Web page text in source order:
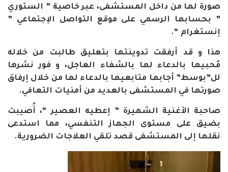
صورة لها من داخل المستشفى، عبر خاصية ” الستوري
” بحسابها الرسمي على موقع التواصل الإجتماعي ”
إنستغرام “.
هذا و قد أرفقت تدوينتها بتعليق طالبت من خلاله
مُحبيها بالدعاء لها بالشفاء العاجل، و فور نشرها
لل”بوسط” أجابها متابعيها بالدعاء لها من خلال إرفاق
صورتها في المستشفى بالعديد من أمنيات التعافي.
صاحبة الأغنية الشهيرة ” إعطيه العصير “، أُصيبت
بضيق على مستوى الجهاز التنفسي، مما استدعى
نقلها إلى المستشفى قصد تلقي العلاجات الضرورية.